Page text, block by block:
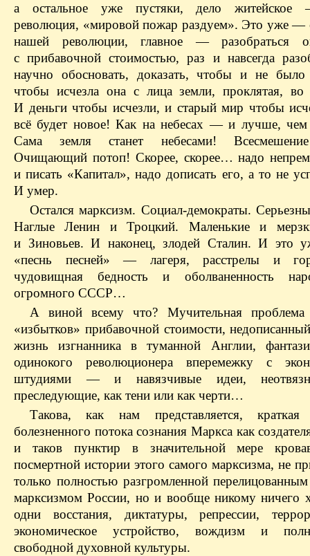
а остальное уже пустяки, дело житейское
революция, «мировой пожар раздуем». Это уже —
нашей революции, главное — разобраться
с прибавочной стоимостью, раз и навсегда
научно обосновать, доказать, чтобы и не
чтобы исчезла она с лица земли, проклятая, во
И деньги чтобы исчезли, и старый мир чтобы
всё будет новое! Как на небесах — и лучше, чем
Сама земля станет небесами!
Очищающий потоп! Скорее, скорее… надо
и писать «Капитал», надо дописать его, а то не
И умер.
Остался марксизм. Социал-демократы.
Наглые Ленин и Троцкий. Маленькие и
и Зиновьев. И наконец, злодей Сталин. И это
«песнь песней» — лагеря, расстрелы и
чудовищная бедность и оболваненность
огромного СССР…
А виной всему что? Мучительная проблема
«избытков» прибавочной стоимости,
жизнь изгнанника в туманной Англии,
одинокого революционера вперемежку с
штудиями — и навязчивые идеи,
преследующие, как тени или как черти…
Такова, как нам представляется, краткая
болезненного потока сознания Маркса как
и таков пунктир в значительной мере
посмертной истории этого самого марксизма, не
только полностью разгромленной
марксизмом России, но и вообще никому
одни восстания, диктатуры, репрессии,
экономическое устройство, вождизм и
свободной духовной культуры.